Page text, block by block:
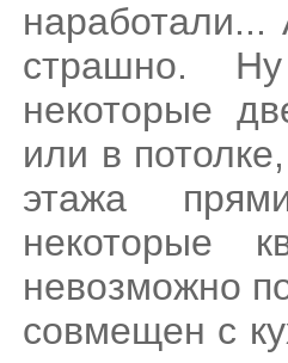
страшно.
некоторые
или в
этажа
некоторые
невозможно
совмещен с